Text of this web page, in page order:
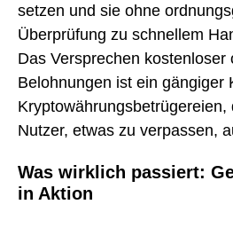
setzen und sie ohne
Überprüfung zu schnellem
Das Versprechen kostenloser
Belohnungen ist ein gängiger
Kryptowährungsbetrügereien,
Nutzer, etwas zu verpassen,
Was wirklich passiert:
in Aktion